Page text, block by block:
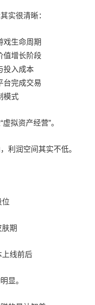
实很清晰：
戏生命周期
值增长阶段
投入成本
台完成交易
模式
拟资产经营”。
利润空间其实不低。
位
期
上线前后
显。